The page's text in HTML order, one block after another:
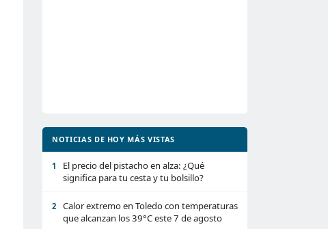
NOTICIAS DE HOY MÁS VISTAS
1
El precio del pistacho en alza: ¿Qué
significa para tu cesta y tu bolsillo?
2
Calor extremo en Toledo con temperaturas
que alcanzan los 39°C este 7 de agosto